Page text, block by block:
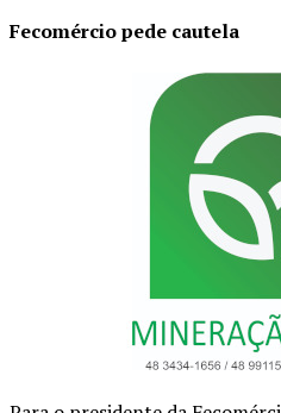
Fecomércio pede cautela